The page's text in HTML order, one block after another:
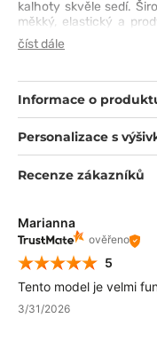
kalhoty skvěle sedí.
měkký, elastický a
hodiny. K tomu mají
kapsy – nezbytné
číst dále
Informace o
Personalizace s
Recenze zákazníků
Marianna
ověřeno
5
Tento model je velmi
3/31/2026